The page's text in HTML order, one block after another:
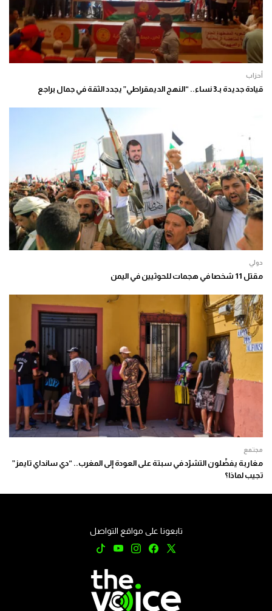
أحزاب
قيادة جديدة بـ3 نساء.. “النهج الديمقراطي” يجدد الثقة في جمال براجع
دولي
مقتل 11 شخصا في هجمات للحوثيين في اليمن
مجتمع
مغاربة يفضّلون التشرّد في سبتة على العودة إلى المغرب.. “دي سانداي تايمز”
تجيب لماذا؟
تابعونا على مواقع التواصل